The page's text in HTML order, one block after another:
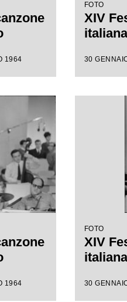
1964
FOTO
XIV
30
1964
FOTO
XIV
30